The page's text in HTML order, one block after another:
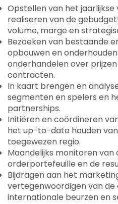
Opstellen van het
realiseren van de
volume, marge en
Bezoeken van bestaande
opbouwen en
onderhandelen over
contracten.
In kaart brengen en
segmenten en spelers en
partnerships.
Initiëren en coördineren
het up-to-date houden
toegewezen regio.
Maandelijks monitoren van
orderportefeuille en de
Bijdragen aan het
vertegenwoordigen van de
internationale beurzen en